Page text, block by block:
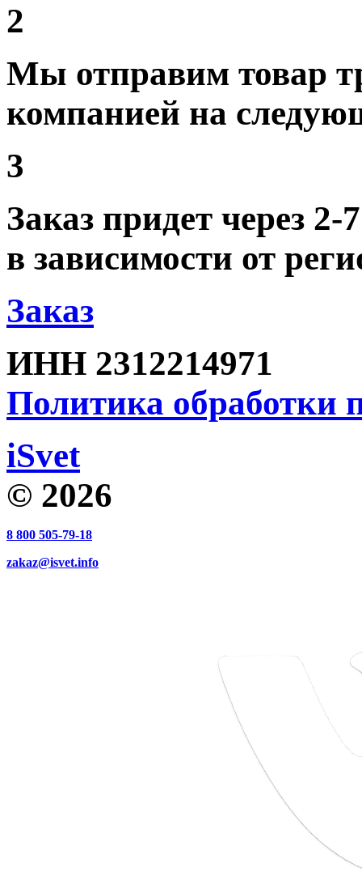
2
Мы отправим товар
компанией на
3
Заказ придет через 2-
в зависимости от
Заказ
ИНН 2312214971
Политика обработки
iSvet
© 2026
8 800 505-79-18
zakaz@isvet.info